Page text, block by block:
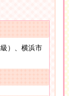
）、横浜市